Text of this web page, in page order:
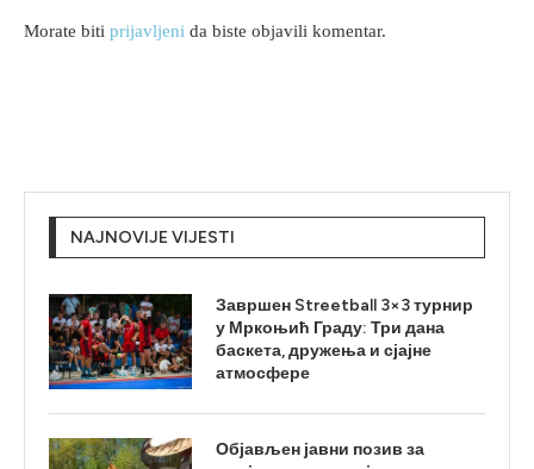
Morate biti prijavljeni da biste objavili komentar.
NAJNOVIJE VIJESTI
Завршен Streetball 3×3 турнир
у Мркоњић Граду: Три дана
баскета, дружења и сјајне
атмосфере
Објављен јавни позив за